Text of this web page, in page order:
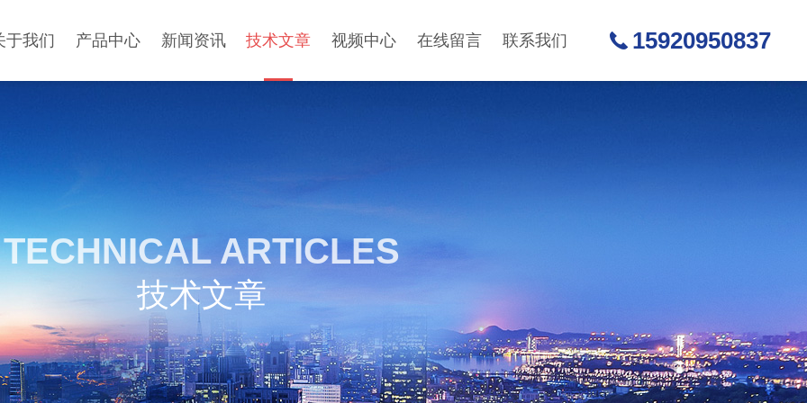
于我们 产品中心 新闻资讯 技术文章 视频中心 在线留言 联系我们 15920950837
TECHNICAL ARTICLES
技术文章